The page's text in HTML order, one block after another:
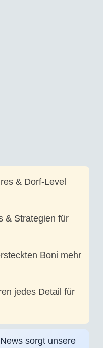
& Dorf-Level
& Strategien für
Boni mehr
jedes Detail für
sorgt unsere